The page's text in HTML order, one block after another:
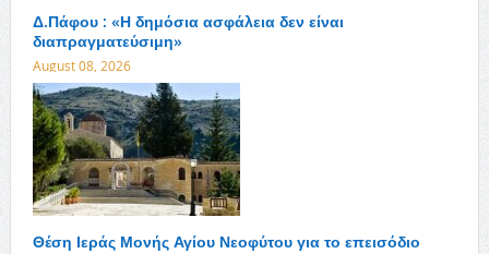
Δ.Πάφου : «Η δημόσια ασφάλεια δεν είναι
διαπραγματεύσιμη»
August 08, 2026
Θέση Ιεράς Μονής Αγίου Νεοφύτου για το επεισόδιο